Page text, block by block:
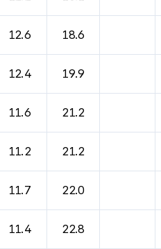
12.6 18.6
12.4 19.9
11.6 21.2
11.2 21.2
11.7 22.0
11.4 22.8